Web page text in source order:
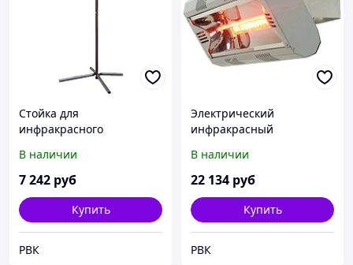
Стойка для
инфракрасного
HALL 1500
В наличии
7 242 руб
Купить
РВК
Электрический
инфракрасный
20
В наличии
22 134 руб
Купить
РВК